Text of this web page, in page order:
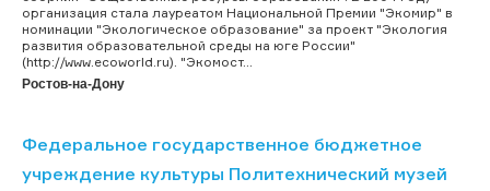
организация стала лауреатом Национальной Премии "Экомир" в
номинации "Экологическое образование" за проект "Экология
развития образовательной среды на юге России"
(http://www.ecoworld.ru). "Экомост...
Ростов-на-Дону
Федеральное государственное бюджетное
учреждение культуры Политехнический музей